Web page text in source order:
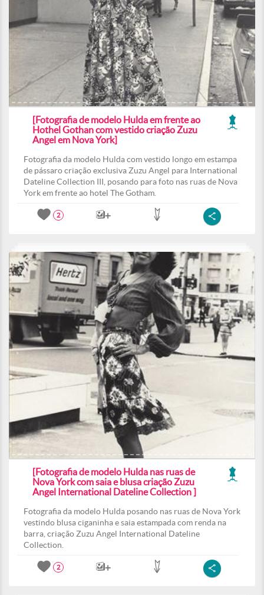
[Fotografia de modelo Hulda em frente ao
Hothel Gothan com vestido criação Zuzu
Angel em Nova York]
Fotografia da modelo Hulda com vestido longo em estampa
de pássaro criação exclusiva Zuzu Angel para International
Dateline Collection III, posando para foto nas ruas de Nova
York em frente ao hotel The Gotham.
2
[Fotografia de modelo Hulda nas ruas de
Nova York com saia e blusa criação Zuzu
Angel International Dateline Collection ]
Fotografia da modelo Hulda posando nas ruas de Nova York
vestindo blusa ciganinha e saia estampada com renda na
barra, criação Zuzu Angel International Dateline
Collection.
2